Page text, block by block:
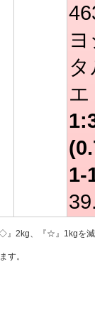
エ
1-
2kg、『☆』1kgを
す。